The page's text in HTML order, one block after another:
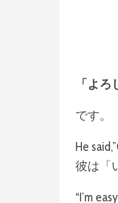
「よ
です。
He
彼は「
“I’m